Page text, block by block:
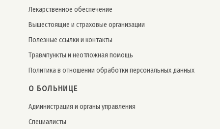
Лекарственное обеспечение
Вышестоящие и страховые организации
Полезные ссылки и контакты
Травмпункты и неотложная помощь
Политика в отношении обработки персональных данных
О БОЛЬНИЦЕ
Администрация и органы управления
Специалисты